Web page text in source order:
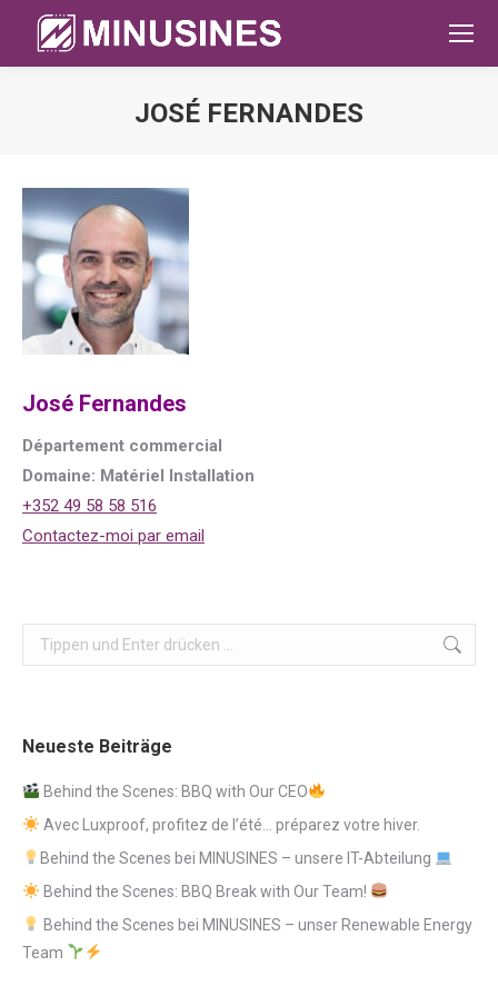
JOSÉ FERNANDES
José Fernandes
Département commercial
Domaine: Matériel Installation
+352 49 58 58 516
Contactez-moi par email
Search:
Neueste Beiträge
Behind the Scenes: BBQ with Our CEO
Avec Luxproof, profitez de l’été… préparez votre hiver.
Behind the Scenes bei MINUSINES – unsere IT-Abteilung
Behind the Scenes: BBQ Break with Our Team!
Behind the Scenes bei MINUSINES – unser Renewable Energy
Team